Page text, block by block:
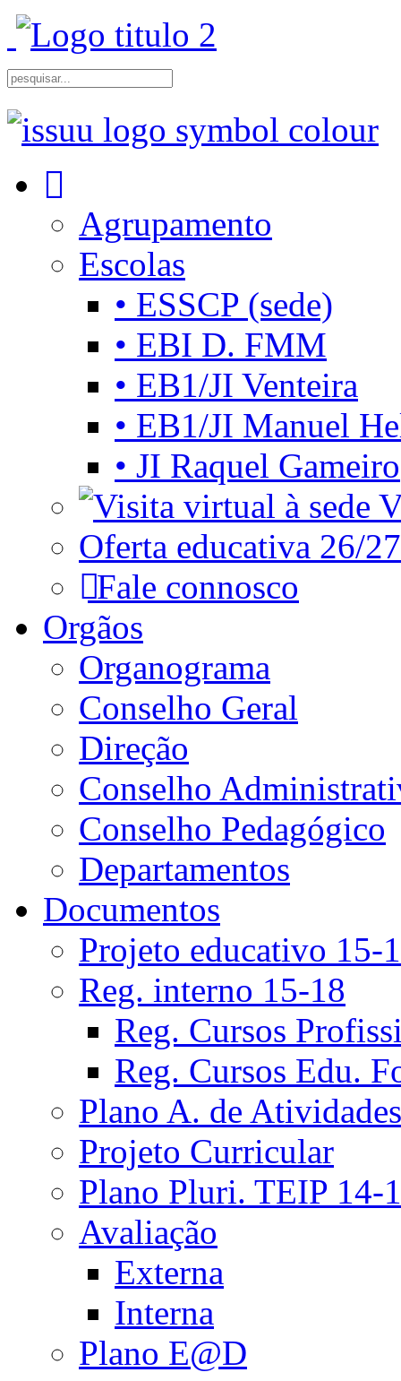
Agrupamento
Escolas
• ESSCP (sede)
• EBI D. FMM
• EB1/JI Venteira
• EB1/JI Manuel
• JI Raquel Gameiro
Oferta educativa 26/27
Fale connosco
Orgãos
Organograma
Conselho Geral
Direção
Conselho
Conselho Pedagógico
Departamentos
Documentos
Projeto educativo 15-
Reg. interno 15-18
Reg. Cursos
Reg. Cursos Edu.
Plano A. de Atividades
Projeto Curricular
Plano Pluri. TEIP 14-
Avaliação
Externa
Interna
Plano E@D